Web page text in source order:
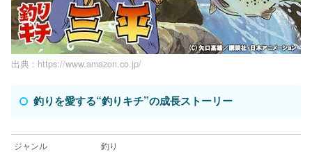
出典 : https://www.amazon.co.jp/
釣りを愛する“釣りキチ”の成長ストーリー
ジャンル
釣り